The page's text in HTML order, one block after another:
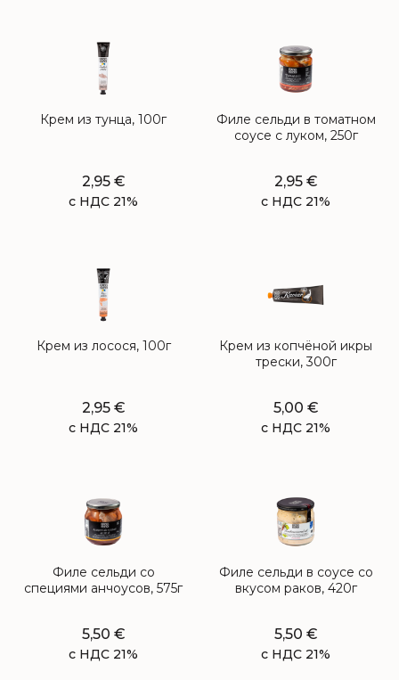
Крем из тунца, 100г
2,95 €
с НДС 21%
Филе сельди в томатном
соусе с луком, 250г
2,95 €
с НДС 21%
Крем из лосося, 100г
2,95 €
с НДС 21%
Крем из копчёной икры
трески, 300г
5,00 €
с НДС 21%
Филе сельди со
специями анчоусов, 575г
5,50 €
с НДС 21%
Филе сельди в соусе сo
вкусом раков, 420г
5,50 €
с НДС 21%